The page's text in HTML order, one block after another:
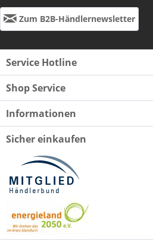
Zum B2B-Händlernewsletter
Service Hotline
Shop Service
Informationen
Sicher einkaufen